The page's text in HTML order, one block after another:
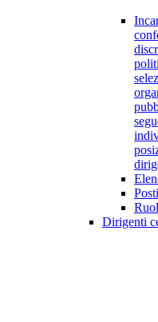
Dirigenti